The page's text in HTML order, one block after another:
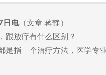
日电（文章 蒋静）
放疗有什么区别？
指一个治疗方法，医学专业